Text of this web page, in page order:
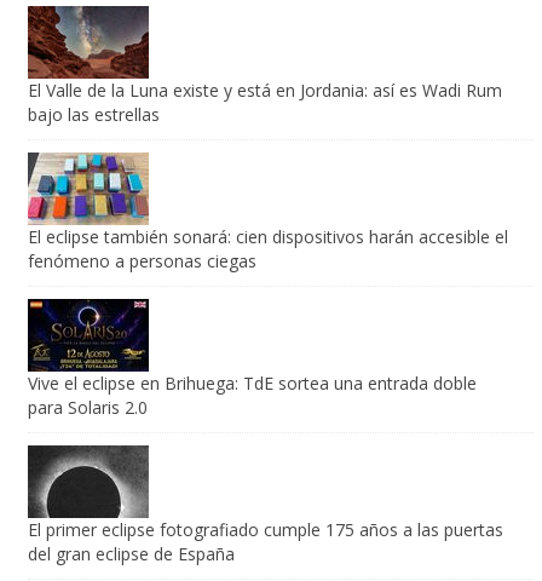
El Valle de la Luna existe y está en Jordania: así es Wadi Rum
bajo las estrellas
El eclipse también sonará: cien dispositivos harán accesible el
fenómeno a personas ciegas
Vive el eclipse en Brihuega: TdE sortea una entrada doble
para Solaris 2.0
El primer eclipse fotografiado cumple 175 años a las puertas
del gran eclipse de España